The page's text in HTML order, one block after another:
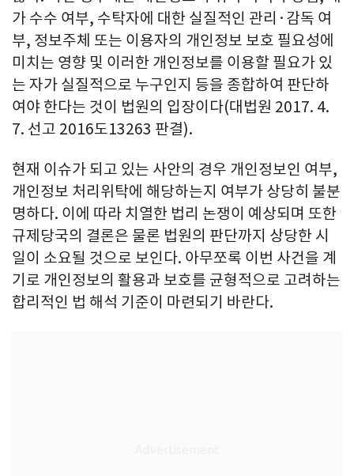
가 수수 여부, 수탁자에 대한 실질적인 관리·감독 여
부, 정보주체 또는 이용자의 개인정보 보호 필요성에
미치는 영향 및 이러한 개인정보를 이용할 필요가 있
는 자가 실질적으로 누구인지 등을 종합하여 판단하
여야 한다는 것이 법원의 입장이다(대법원 2017. 4.
7. 선고 2016도13263 판결).
현재 이슈가 되고 있는 사안의 경우 개인정보인 여부,
개인정보 처리위탁에 해당하는지 여부가 상당히 불분
명하다. 이에 따라 치열한 법리 논쟁이 예상되며 또한
규제당국의 결론은 물론 법원의 판단까지 상당한 시
일이 소요될 것으로 보인다. 아무쪼록 이번 사건을 계
기로 개인정보의 활용과 보호를 균형적으로 고려하는
합리적인 법 해석 기준이 마련되기 바란다.